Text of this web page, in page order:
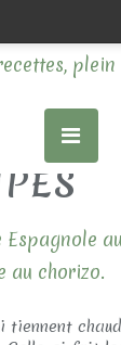
Espagnole